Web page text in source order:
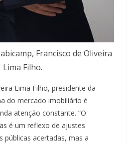
Francisco de Oliveira
Lima Filho.
Lima Filho, presidente da
do mercado imobiliário é
atenção constante. “O
é um reflexo de ajustes
públicas acertadas, mas a